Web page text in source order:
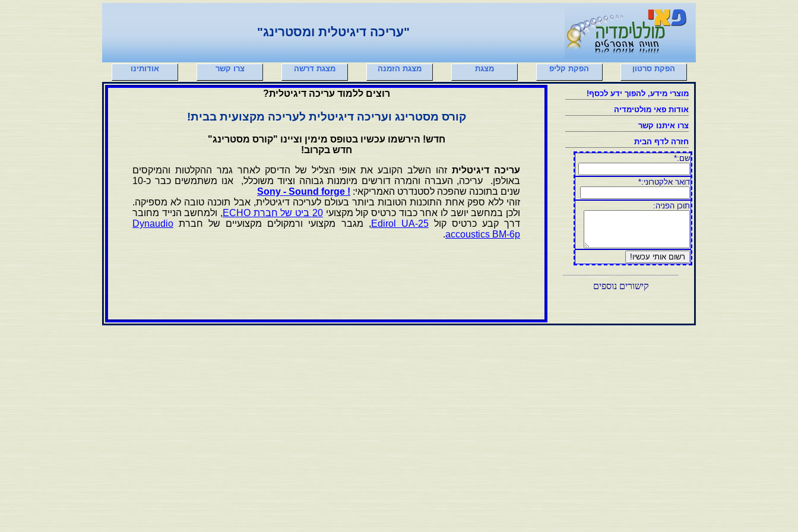
"עריכה דיגיטלית ומסטרינג"
הפקת סרטון הפקת קליפ מצגת מצגת הזמנה מצגת דרשה צרו קשר אודותינו
מוצרי מידע, להפוך ידע לכסף!
אודות פאי מולטימדיה
צרו איתנו קשר
חזרה לדף הבית
שם:*
דואר אלקטרוני:*
תוכן הפניה:
קישורים נוספים
רוצים ללמוד עריכה דיגיטלית?
קורס מסטרינג ועריכה דיגיטלית לעריכה מקצועית בבית!
חדש! הירשמו עכשיו בטופס מימין וציינו "קורס מסטרינג"
חדש בקרוב!
עריכה דיגיטליתזהו השלב הקובע את אופי הצליל של הדיסק לאחר גמר ההקלטות והמיקסים
באולפן. עריכה, העברה והמרה דורשים מיומנות גבוהה וציוד משוכלל, אנו משתמשים כבר כ-10
שנים בתוכנה שהפכה לסטנדרט האמריקאי: Sony - Sound forge !
זוהי ללא ספק אחת התוכנות הטובות ביותר בעולם לעריכה דיגיטלית, אבל תוכנה טובה לא מספיקה.
ולכן במחשב יושב לו אחר כבוד כרטיס קול מקצועי20 ביט של חברת ECHO
, ולמחשב הנייד מחובר
דרך קבע כרטיס קולEdirol UA-25, מגבר מקצועי ורמקולים מקצועיים של חברת Dynaudio
accoustics BM-6p
.